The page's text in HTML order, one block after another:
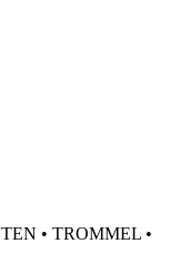
• TROMMEL •